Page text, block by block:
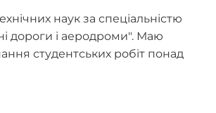
наук за спеціальністю
дороги і аеродроми". Маю
студентських робіт понад